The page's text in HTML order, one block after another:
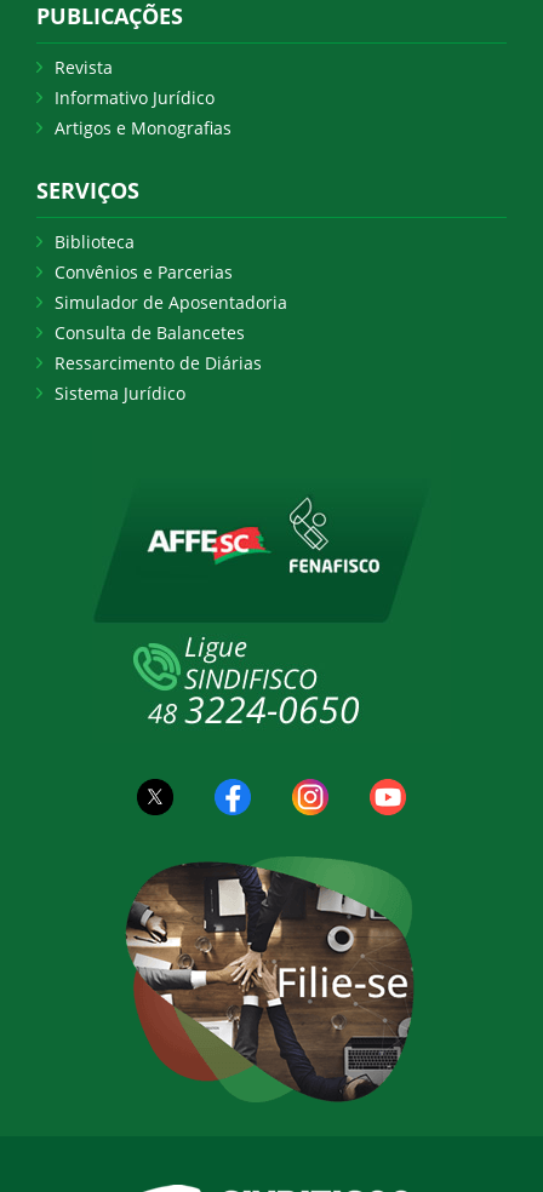
PUBLICAÇÕES
Revista
Informativo Jurídico
Artigos e Monografias
SERVIÇOS
Biblioteca
Convênios e Parcerias
Simulador de Aposentadoria
Consulta de Balancetes
Ressarcimento de Diárias
Sistema Jurídico